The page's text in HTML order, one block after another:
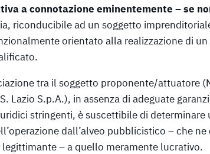
a connotazione eminentemente – se
ia, riconducibile ad un soggetto
orientato alla realizzazione di un
tra il soggetto proponente/attuatore
Lazio S.p.A.), in assenza di adeguate
stringenti, è suscettibile di
dall’alveo pubblicistico – che
– a quello meramente lucrativo.